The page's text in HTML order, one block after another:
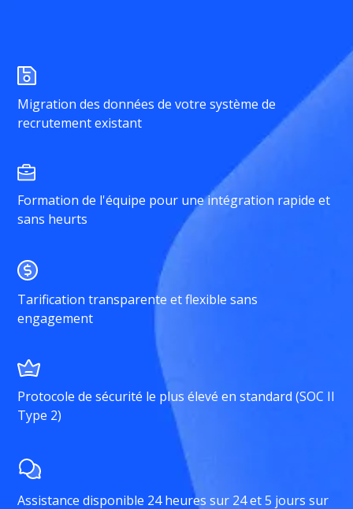
Migration des données de votre système de
recrutement existant
Formation de l'équipe pour une intégration rapide et
sans heurts
Tarification transparente et flexible sans
engagement
Protocole de sécurité le plus élevé en standard (SOC II
Type 2)
Assistance disponible 24 heures sur 24 et 5 jours sur